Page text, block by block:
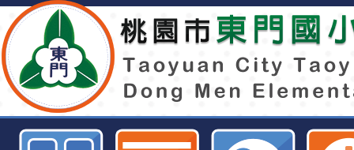
轉財團法人台灣養殖漁業發展基金